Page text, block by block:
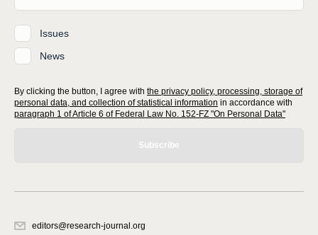
Issues
News
By clicking the button, I agree with the privacy policy, processing, storage of
personal data, and collection of statistical information in accordance with
paragraph 1 of Article 6 of Federal Law No. 152-FZ "On Personal Data"
Subscribe
editors@research-journal.org